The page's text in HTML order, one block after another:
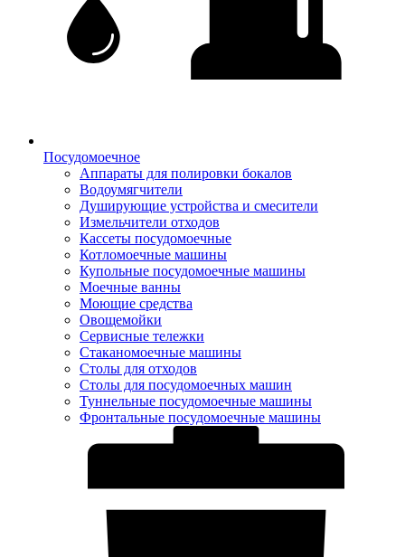
Посудомоечное
Аппараты для полировки бокалов
Водоумягчители
Душирующие устройства и смесители
Измельчители отходов
Кассеты посудомоечные
Котломоечные машины
Купольные посудомоечные машины
Моечные ванны
Моющие средства
Овощемойки
Сервисные тележки
Стаканомоечные машины
Столы для отходов
Столы для посудомоечных машин
Туннельные посудомоечные машины
Фронтальные посудомоечные машины